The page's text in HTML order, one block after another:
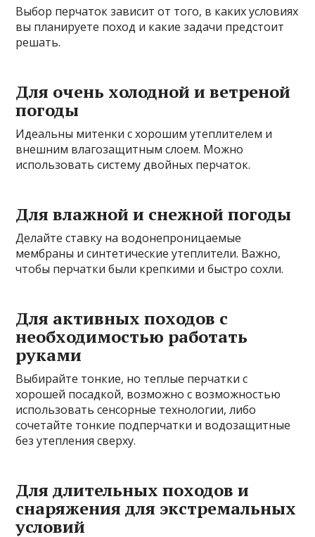
Выбор перчаток зависит от того, в каких условиях
вы планируете поход и какие задачи предстоит
решать.
Для очень холодной и ветреной
погоды
Идеальны митенки с хорошим утеплителем и
внешним влагозащитным слоем. Можно
использовать систему двойных перчаток.
Для влажной и снежной погоды
Делайте ставку на водонепроницаемые
мембраны и синтетические утеплители. Важно,
чтобы перчатки были крепкими и быстро сохли.
Для активных походов с
необходимостью работать
руками
Выбирайте тонкие, но теплые перчатки с
хорошей посадкой, возможно с возможностью
использовать сенсорные технологии, либо
сочетайте тонкие подперчатки и водозащитные
без утепления сверху.
Для длительных походов и
снаряжения для экстремальных
условий